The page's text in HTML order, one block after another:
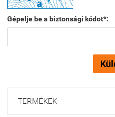
Gépelje be a biztonsági kódot*:
TERMÉKEK